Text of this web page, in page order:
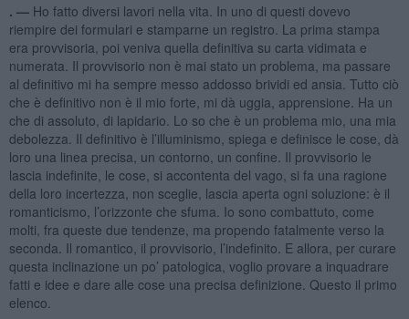
. — Ho fatto diversi lavori nella vita. In uno di questi dovevo
riempire dei formulari e stamparne un registro. La prima stampa
era provvisoria, poi veniva quella definitiva su carta vidimata e
numerata. Il provvisorio non è mai stato un problema, ma passare
al definitivo mi ha sempre messo addosso brividi ed ansia. Tutto ciò
che è definitivo non è il mio forte, mi dà uggia, apprensione. Ha un
che di assoluto, di lapidario. Lo so che è un problema mio, una mia
debolezza. Il definitivo è l’illuminismo, spiega e definisce le cose, dà
loro una linea precisa, un contorno, un confine. Il provvisorio le
lascia indefinite, le cose, si accontenta del vago, si fa una ragione
della loro incertezza, non sceglie, lascia aperta ogni soluzione: è il
romanticismo, l’orizzonte che sfuma. Io sono combattuto, come
molti, fra queste due tendenze, ma propendo fatalmente verso la
seconda. Il romantico, il provvisorio, l’indefinito. E allora, per curare
questa inclinazione un po’ patologica, voglio provare a inquadrare
fatti e idee e dare alle cose una precisa definizione. Questo il primo
elenco.